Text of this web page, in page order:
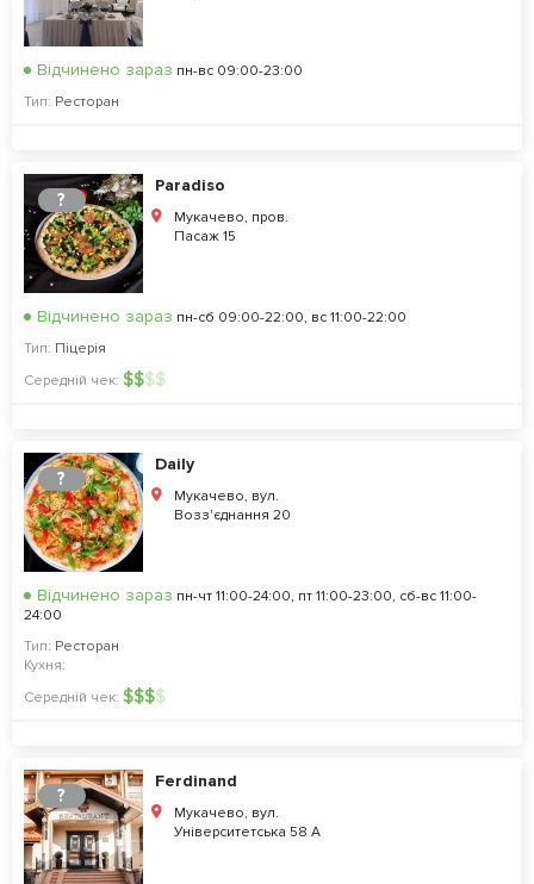
Відчинено зараз пн-вс 09:00-23:00
Тип: Ресторан
?
Paradiso
Мукачево, пров.
Пасаж 15
Відчинено зараз пн-сб 09:00-22:00, вс 11:00-22:00
Тип: Піцерія
Середній чек: $$$$
?
Daily
Мукачево, вул.
Возз'єднання 20
Відчинено зараз пн-чт 11:00-24:00, пт 11:00-23:00, сб-вс 11:00-
24:00
Тип: Ресторан
Кухня:
Середній чек: $$$$
?
Ferdinand
Мукачево, вул.
Університетська 58 А